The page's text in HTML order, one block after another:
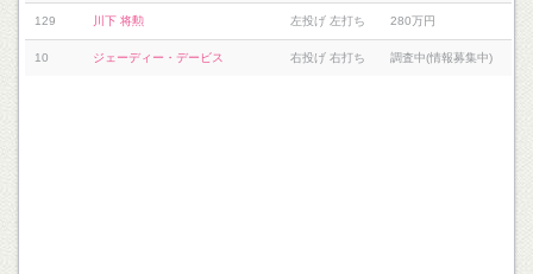
129 川下 将勲 左投げ 左打ち 280万円
10 ジェーディー・デービス 右投げ 右打ち 調査中(情報募集中)